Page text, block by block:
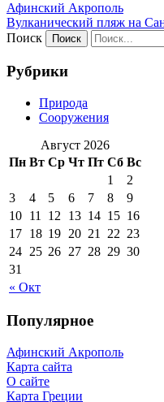
Афинский Акрополь
Вулканический пляж на
Поиск
Рубрики
Природа
Сооружения
Август 2026
Пн Вт Ср Чт Пт Сб Вс
« Окт
1
2
3
4 5 6 7 8
9
10 11 12 13 14 15 16
17 18 19 20 21 22 23
24 25 26 27 28 29 30
31
Популярное
Афинский Акрополь
Карта сайта
О сайте
Карта Греции